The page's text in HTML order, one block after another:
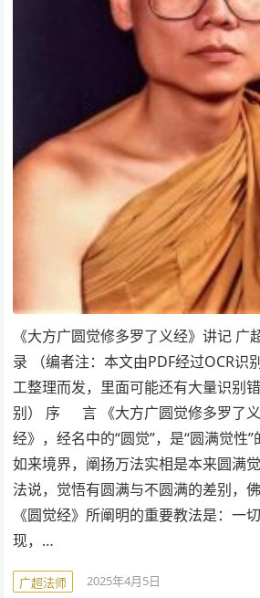
《大方广圆觉修多罗了义经》讲记 广
录 （编者注：本文由PDF经过OCR识
工整理而发，里面可能还有大量识别
别） 序 言 《大方广圆觉修多罗了
经》，经名中的“圆觉”，是“圆满觉性
如来境界，阐扬万法实相是本来圆满
法说，觉悟有圆满与不圆满的差别，
《圆觉经》所阐明的重要教法是：一
现，…
广超法师 2025年4月5日